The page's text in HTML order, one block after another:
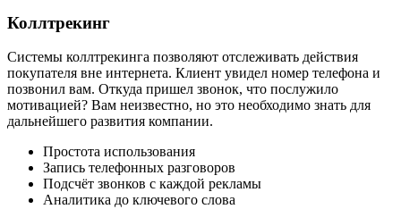
Коллтрекинг
Системы коллтрекинга позволяют отслеживать действия
покупателя вне интернета. Клиент увидел номер телефона и
позвонил вам. Откуда пришел звонок, что послужило
мотивацией? Вам неизвестно, но это необходимо знать для
дальнейшего развития компании.
Простота использования
Запись телефонных разговоров
Подсчёт звонков с каждой рекламы
Аналитика до ключевого слова